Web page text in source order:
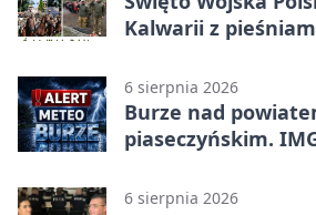
Kalwarii z
6 sierpnia 2026
Burze nad
piaseczyńskim.
6 sierpnia 2026